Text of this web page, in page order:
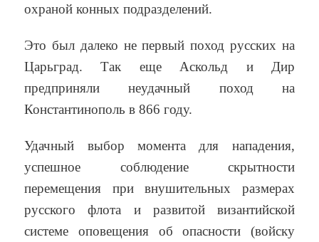
охраной конных подразделений.
Это был далеко не первый поход русских на
Царьград. Так еще Аскольд и Дир
предприняли неудачный поход на
Константинополь в 866 году.
Удачный выбор момента для нападения,
успешное соблюдение скрытности
перемещения при внушительных размерах
русского флота и развитой византийской
системе оповещения об опасности (войску